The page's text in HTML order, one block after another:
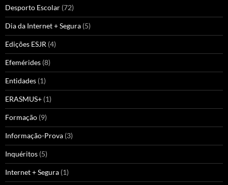
Desporto Escolar (72)
Dia da Internet + Segura (5)
Edições ESJR (4)
Efemérides (8)
Entidades (1)
ERASMUS+ (1)
Formação (9)
Informação-Prova (3)
Inquéritos (5)
Internet + Segura (1)